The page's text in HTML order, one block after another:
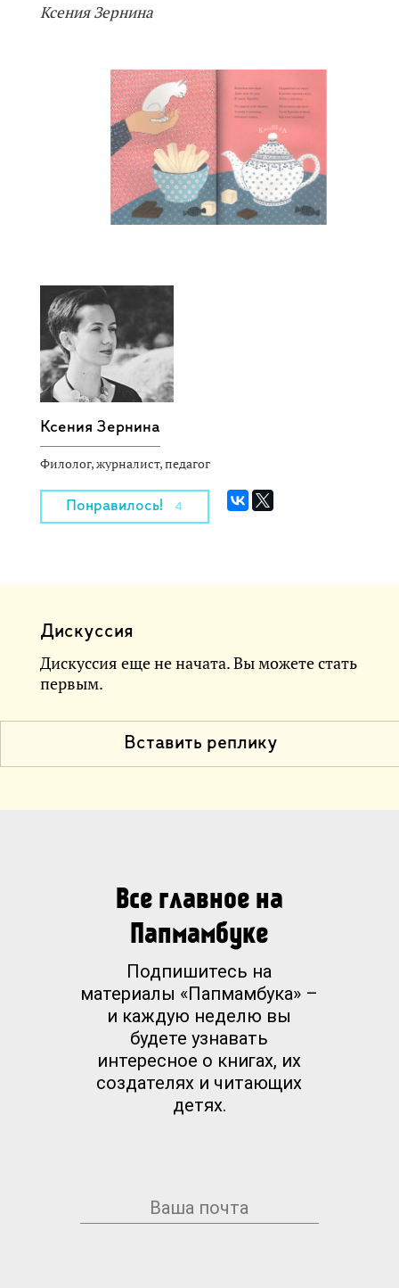
Ксения Зернина
Ксения Зернина
Филолог, журналист, педагог
Понравилось! 4
Дискуссия
Дискуссия еще не начата. Вы можете стать
первым.
Вставить реплику
Все главное на
Папмамбуке
Подпишитесь на
материалы «Папмамбука» –
и каждую неделю вы
будете узнавать
интересное о книгах, их
создателях и читающих
детях.